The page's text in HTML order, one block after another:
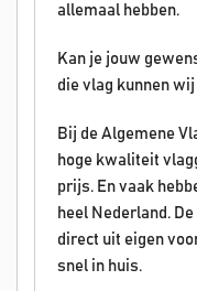
allemaal hebben.
Kan je jouw
die vlag kunnen
Bij de Algemene
hoge kwaliteit
prijs. En vaak
heel Nederland.
direct uit eigen
snel in huis.